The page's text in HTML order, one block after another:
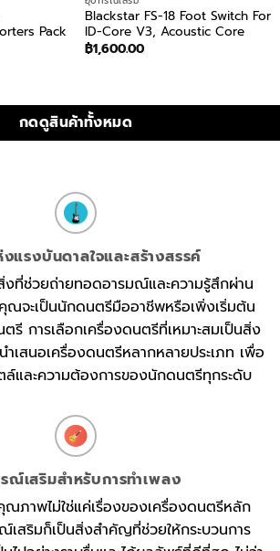
Pack
Blackstar FS-18 Foot Switch For
ID-Core V3, Acoustic Core
฿1,600.00
กดดูสินค้าทั้งหมด
แรงบันดาลใจและสร้างสรรค์
งที่ช่วยถ่ายทอดอารมณ์และความรู้สึกผ่าน
ณจะเป็นนักดนตรีมืออาชีพหรือเพิ่งเริ่มต้น
รี การเลือกเครื่องดนตรีที่เหมาะสมเป็นสิ่ง
เสนอเครื่องดนตรีหลากหลายประเภท เพื่อ
และความต้องการของนักดนตรีทุกระดับ
ณ์เสริมสำหรับการทำเพลง
ณภาพไม่ใช่แค่เรื่องของเครื่องดนตรีหลัก
เสริมก็เป็นสิ่งสำคัญที่ช่วยให้กระบวนการ